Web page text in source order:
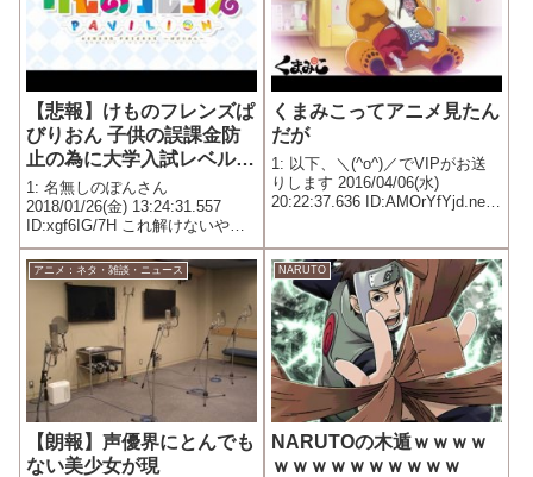
【悲報】けものフレンズぱ
びりおん 子供の誤課金防
止の為に大学入試レベルの
問題を出す
1: 名無しのぽんさん
2018/01/26(金) 13:24:31.557
ID:xgf6IG/7H これ解けないやつ
は猿以下
くまみこってアニメ見たん
だが
1: 以下、＼(^o^)／でVIPがお送
りします 2016/04/06(水)
20:22:37.636 ID:AMOrYfYjd.net
アニメ：ネタ・雑談・ニュース
【朗報】声優界にとんでも
ない美少女が現
NARUTO
NARUTOの木遁ｗｗｗｗ
ｗｗｗｗｗｗｗｗｗｗ